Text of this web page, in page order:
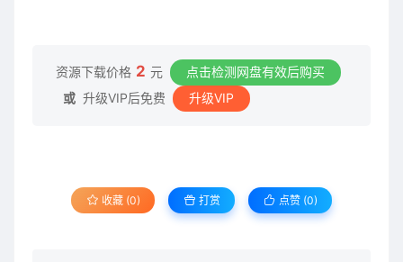
资源下载价格 2 元
点击检测网盘有效后购买
或 升级VIP后免费 升级VIP
收藏 (0) 打赏 点赞 (0)